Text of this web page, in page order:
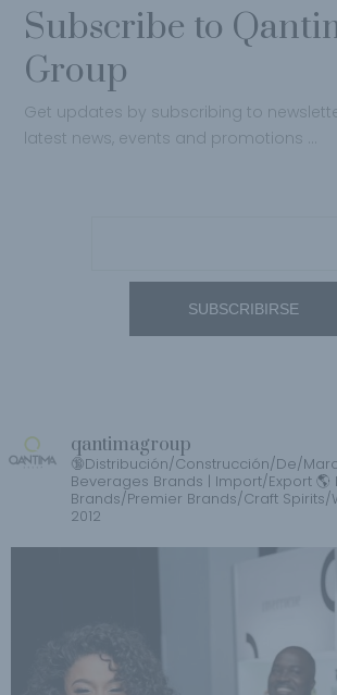
Subscribe to
Group
Get updates by subscribing to
latest news, events and promotions …
qantimagroup
🔞Distribución/Construcción/De/
Beverages Brands | Import/Export 🌎
Brands/Premier Brands/Craft Spirits/
2012